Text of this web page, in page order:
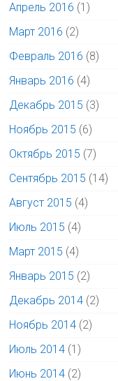
Апрель 2016 (1)
Март 2016 (2)
Февраль 2016 (8)
Январь 2016 (4)
Декабрь 2015 (3)
Ноябрь 2015 (6)
Октябрь 2015 (7)
Сентябрь 2015 (14)
Август 2015 (4)
Июль 2015 (4)
Март 2015 (4)
Январь 2015 (2)
Декабрь 2014 (2)
Ноябрь 2014 (2)
Июль 2014 (1)
Июнь 2014 (2)